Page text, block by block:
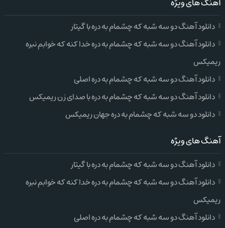
آهنگ های ویژه
دانلود آهنگ دو سه شبه که چشمام به دره با گیتار
دانلود آهنگ دو سه شبه که چشمام به دره خدا کنه که خوابم نبره
ریمیکس
دانلود آهنگ دو سه شبه که چشمام به دره اصلی
دانلود آهنگ دو سه شبه که چشمام به دره با صدای زن ریمیکس
دانلود دو سه شبه که چشمام به دره جهان ریمیکس
آهنگ های ویژه
دانلود آهنگ دو سه شبه که چشمام به دره با گیتار
دانلود آهنگ دو سه شبه که چشمام به دره خدا کنه که خوابم نبره
ریمیکس
دانلود آهنگ دو سه شبه که چشمام به دره اصلی